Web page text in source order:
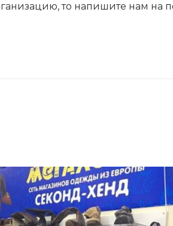
то напишите нам на